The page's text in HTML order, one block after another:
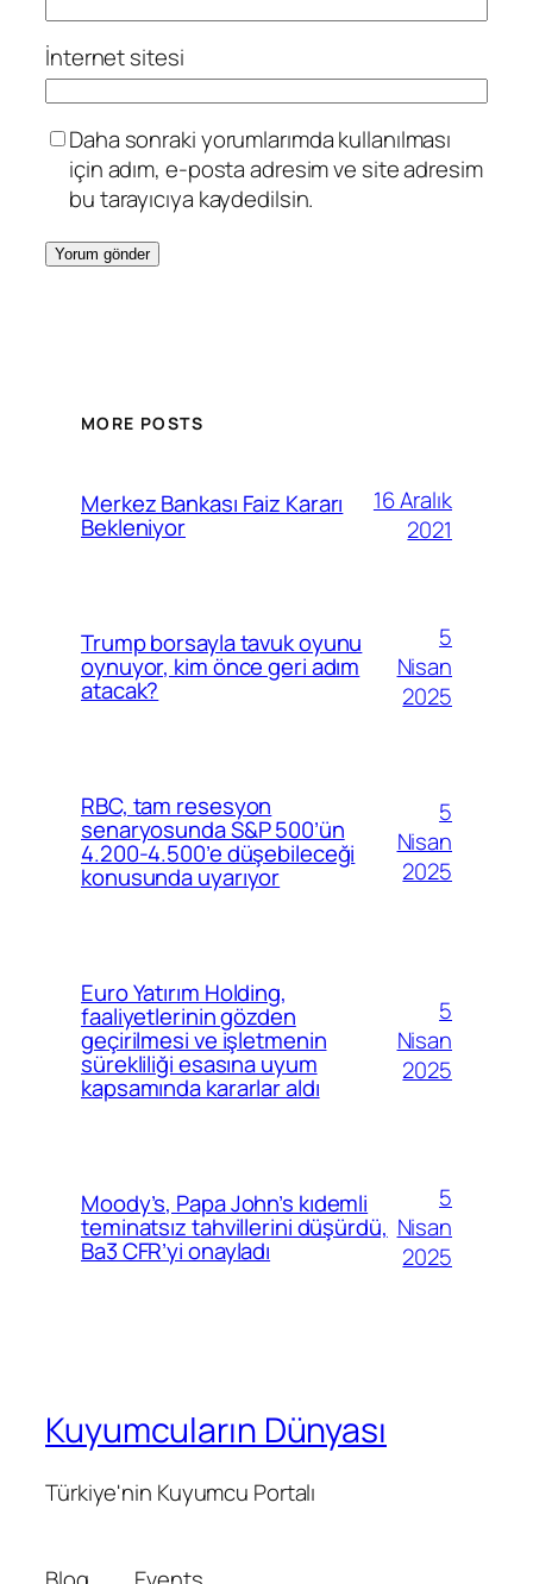
İnternet sitesi
Daha sonraki yorumlarımda kullanılması
için adım, e-posta adresim ve site adresim
bu tarayıcıya kaydedilsin.
MORE POSTS
Merkez Bankası Faiz Kararı
Bekleniyor
16 Aralık
2021
Trump borsayla tavuk oyunu
oynuyor, kim önce geri adım
atacak?
5
Nisan
2025
RBC, tam resesyon
senaryosunda S&P 500’ün
4.200-4.500’e düşebileceği
konusunda uyarıyor
5
Nisan
2025
Euro Yatırım Holding,
faaliyetlerinin gözden
geçirilmesi ve işletmenin
sürekliliği esasına uyum
kapsamında kararlar aldı
5
Nisan
2025
Moody’s, Papa John’s kıdemli
teminatsız tahvillerini düşürdü,
Ba3 CFR’yi onayladı
5
Nisan
2025
Kuyumcuların Dünyası
Türkiye'nin Kuyumcu Portalı